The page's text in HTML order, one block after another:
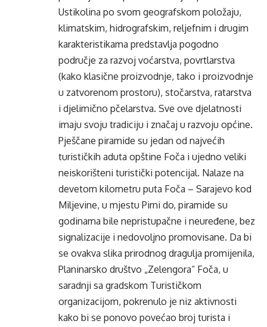
Ustikolina po svom geografskom položaju,
klimatskim, hidrografskim, reljefnim i drugim
karakteristikama predstavlja pogodno
područje za razvoj voćarstva, povrtlarstva
(kako klasične proizvodnje, tako i proizvodnje
u zatvorenom prostoru), stočarstva, ratarstva
i djelimično pčelarstva. Sve ove djelatnosti
imaju svoju tradiciju i značaj u razvoju općine.
Pješčane piramide su jedan od najvećih
turističkih aduta opštine Foča i ujedno veliki
neiskorišteni turistički potencijal. Nalaze na
devetom kilometru puta Foča – Sarajevo kod
Miljevine, u mjestu Pirni do, piramide su
godinama bile nepristupačne i neuređene, bez
signalizacije i nedovoljno promovisane. Da bi
se ovakva slika prirodnog dragulja promijenila,
Planinarsko društvo „Zelengora“ Foča, u
saradnji sa gradskom Turističkom
organizacijom, pokrenulo je niz aktivnosti
kako bi se ponovo povećao broj turista i